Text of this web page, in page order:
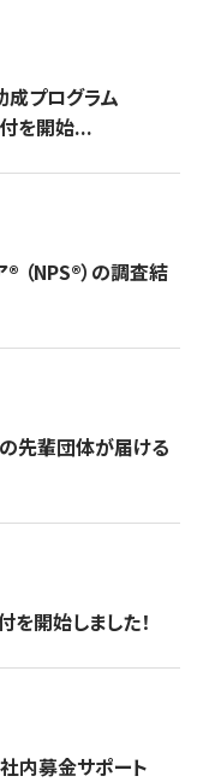
成プログラム
を開始...
（NPS®︎）の調査結
先輩団体が届ける
開始しました！
内募金サポート